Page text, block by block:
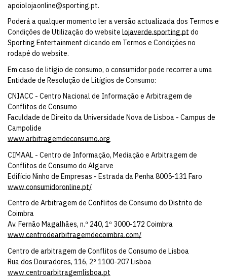
apoiolojaonline@sporting.pt.
Poderá a qualquer momento ler a versão actualizada dos Termos e
Condições de Utilização do website lojaverde.sporting.pt do
Sporting Entertainment clicando em Termos e Condições no
rodapé do website.
Em caso de litígio de consumo, o consumidor pode recorrer a uma
Entidade de Resolução de Litígios de Consumo:
CNIACC - Centro Nacional de Informação e Arbitragem de
Conflitos de Consumo
Faculdade de Direito da Universidade Nova de Lisboa - Campus de
Campolide
www.arbitragemdeconsumo.org
CIMAAL - Centro de Informação, Mediação e Arbitragem de
Conflitos de Consumo do Algarve
Edifício Ninho de Empresas - Estrada da Penha 8005-131 Faro
www.consumidoronline.pt/
Centro de Arbitragem de Conflitos de Consumo do Distrito de
Coimbra
Av. Fernão Magalhães, n.º 240, 1º 3000-172 Coimbra
www.centrodearbitragemdecoimbra.com/
Centro de arbitragem de Conflitos de Consumo de Lisboa
Rua dos Douradores, 116, 2º 1100-207 Lisboa
www.centroarbitragemlisboa.pt